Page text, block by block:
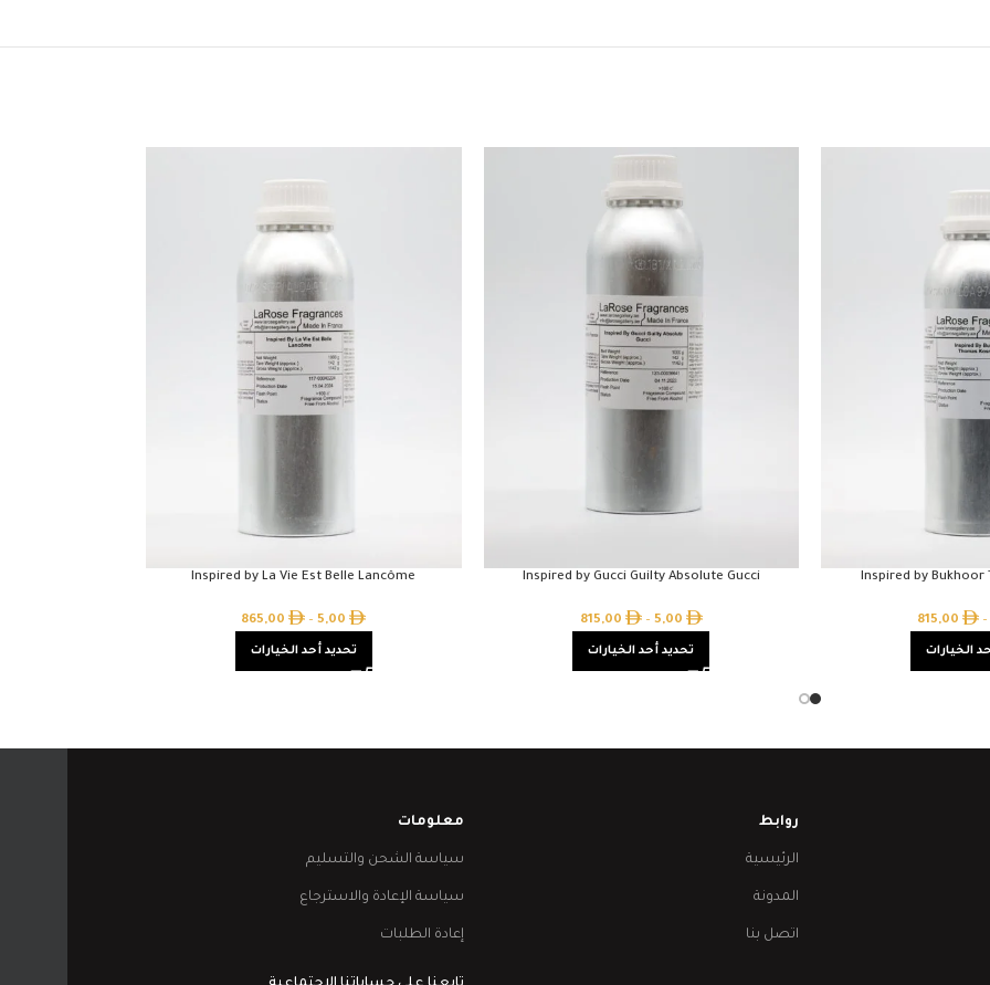
Inspired by Bukhoor
–
815,00
الخيارات
Inspired by Gucci Guilty Absolute Gucci
5,00
–
815,00
تحديد أحد الخيارات
Inspired by La Vie Est Belle Lancôme
5,00
–
865,00
تحديد أحد الخيارات
روابط
الرئيسية
المدونة
اتصل بنا
معلومات
سياسة الشحن والتسليم
سياسة الإعادة والاسترجاع
إعادة الطلبات